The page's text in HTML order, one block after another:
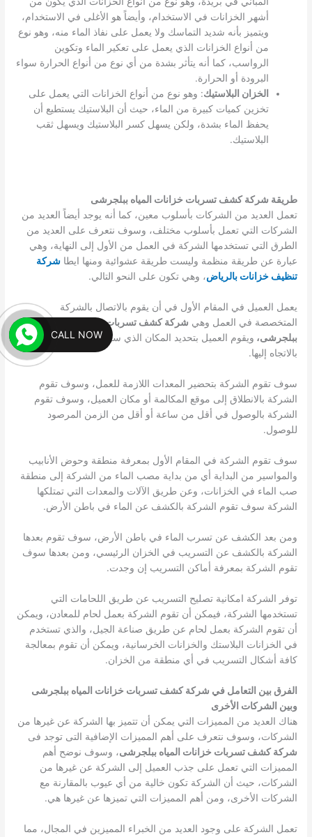
أشهر الخزانات في الاستخدام، وأيضاً هو الأغلى في الاستخدام،
ويتميز بأنه شديد التماسك ولا يعمل على نفاذ الماء منه، وهو نوع
من أنواع الخزانات الذي يعمل على تعكير الماء وتكوين
الرواسب، كما أنه يتأثر بشدة من أي نوع من أنواع الحرارة سواء
البرودة أو الحرارة.
الخزان البلاستيك: وهو نوع من أنواع الخزانات التي يعمل على
تخزين كميات كبيرة من الماء، حيث أن البلاستيك يستطيع أن
يحفظ الماء بشدة، ولكن يسهل كسر البلاستيك ويسهل ثقب
البلاستيك.
طريقة شركة كشف تسربات خزانات المياه ببلجرشى
تعمل العديد من الشركات بأسلوب معين، كما أنه يوجد أيضاً العديد من
الشركات التي تعمل بأسلوب مختلف، وسوف نتعرف على العديد من
الطرق التي تستخدمها الشركة في العمل من الأول إلى النهاية، وهي
عبارة عن طريقة منظمة وليست طريقة عشوائية ومنها ايطاشركة
تنظيف خزانات بالرياض، وهي تكون على النحو التالي.
يعمل العميل في المقام الأول في أن يقوم بالاتصال بالشركة
المتخصصة في العمل وهي شركة كشف تسربات خزانات المياه
ببلجرشى، ويقوم العميل بتحديد المكان الذي سوف تقوم الشركة
بالاتجاه إليها.
سوف تقوم الشركة بتحضير المعدات اللازمة للعمل، وسوف تقوم
الشركة بالانطلاق إلى موقع المكالمة أو مكان العميل، وسوف تقوم
الشركة بالوصول في أقل من ساعة أو أقل من الزمن المرصود
للوصول.
سوف تقوم الشركة في المقام الأول بمعرفة منطقة وحوض الأنابيب
والمواسير من البداية أي من بداية مصب الماء من الشركة إلى منطقة
صب الماء في الخزانات، وعن طريق الآلات والمعدات التي تمتلكها
الشركة سوف تقوم الشركة بالكشف عن الماء في باطن الأرض.
ومن بعد الكشف عن تسرب الماء في باطن الأرض، سوف تقوم بعدها
الشركة بالكشف عن التسريب في الخزان الرئيسي، ومن بعدها سوف
تقوم الشركة بمعرفة أماكن التسريب إن وجدت.
توفر الشركة امكانية تصليح التسريب عن طريق اللحامات التي
تستخدمها الشركة، فيمكن أن تقوم الشركة بعمل لحام للمعادن، ويمكن
أن تقوم الشركة بعمل لحام عن طريق صناعة الجيل، والذي تستخدم
في الخزانات البلاستك والخزانات الخرسانية، ويمكن أن تقوم بمعالجة
كافة أشكال التسريب في أي منطقة من الخزان.
الفرق بين التعامل في شركة كشف تسربات خزانات المياه ببلجرشى
وبين الشركات الأخرى
هناك العديد من المميزات التي يمكن أن تتميز بها الشركة عن غيرها من
الشركات، وسوف نتعرف على أهم المميزات الإضافية التى توجد فى
شركة كشف تسربات خزانات المياه ببلجرشى، وسوف نوضح أهم
المميزات التي تعمل على جذب العميل إلى الشركة عن غيرها من
الشركات، حيث أن الشركة تكون خالية من أي عيوب بالمقارنة مع
الشركات الأخرى، ومن أهم المميزات التي تميزها عن غيرها هي.
تعمل الشركة على وجود العديد من الخبراء المميزين في المجال، مما
CALL NOW